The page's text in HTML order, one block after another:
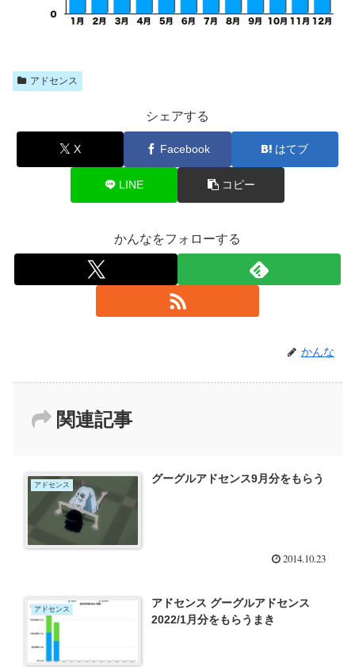
アドセンス
シェアする
X Facebook はてブ
LINE コピー
かんなをフォローする
かんな
関連記事
アドセンス グーグルアドセンス9月分をもらう
2014.10.23
アドセンス
アドセンス グーグルアドセンス
2022/1月分をもらうまき